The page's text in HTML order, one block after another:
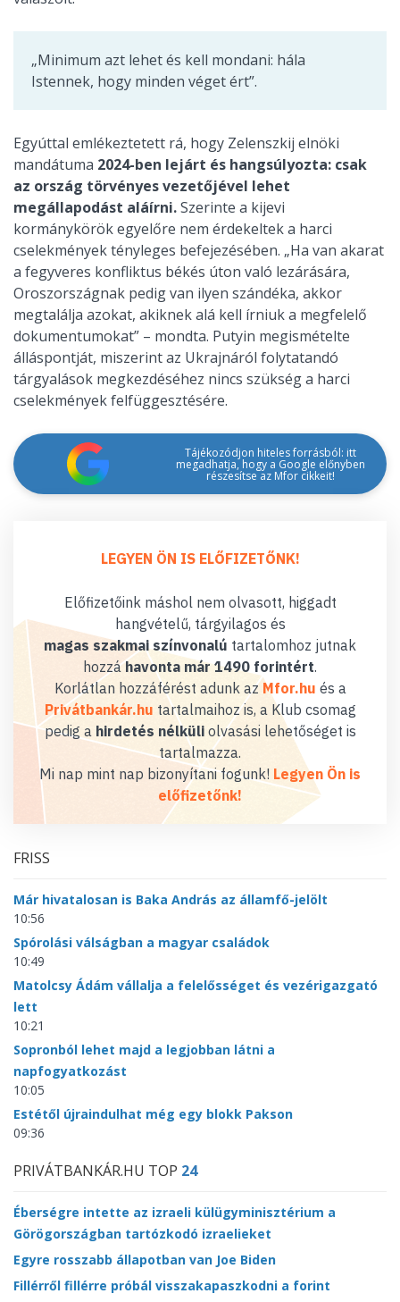
„Minimum azt lehet és kell mondani: hála
Istennek, hogy minden véget ért”.
Egyúttal emlékeztetett rá, hogy Zelenszkij elnöki
mandátuma 2024-ben lejárt és hangsúlyozta: csak
az ország törvényes vezetőjével lehet
megállapodást aláírni.Szerinte a kijevi
kormánykörök egyelőre nem érdekeltek a harci
cselekmények tényleges befejezésében. „Ha van akarat
a fegyveres konfliktus békés úton való lezárására,
Oroszországnak pedig van ilyen szándéka, akkor
megtalálja azokat, akiknek alá kell írniuk a megfelelő
dokumentumokat” – mondta. Putyin megismételte
álláspontját, miszerint az Ukrajnáról folytatandó
tárgyalások megkezdéséhez nincs szükség a harci
cselekmények felfüggesztésére.
Tájékozódjon hiteles forrásból: itt
megadhatja, hogy a Google előnyben
részesítse az Mfor cikkeit!
LEGYEN ÖN IS ELŐFIZETŐNK!
Előfizetőink máshol nem olvasott, higgadt
hangvételű, tárgyilagos és
magas szakmai színvonalú tartalomhoz jutnak
hozzáhavonta már 1490 forintért.
Korlátlan hozzáférést adunk az Mfor.hu és a
Privátbankár.hu tartalmaihoz is, a Klub csomag
pedig a hirdetés nélküliolvasási lehetőséget is
tartalmazza.
Mi nap mint nap bizonyítani fogunk! Legyen Ön is
előfizetőnk!
FRISS
Már hivatalosan is Baka András az államfő-jelölt
10:56
Spórolási válságban a magyar családok
10:49
Matolcsy Ádám vállalja a felelősséget és vezérigazgató
lett
10:21
Sopronból lehet majd a legjobban látni a
napfogyatkozást
10:05
Estétől újraindulhat még egy blokk Pakson
09:36
PRIVÁTBANKÁR.HU TOP 24
Éberségre intette az izraeli külügyminisztérium a
Görögországban tartózkodó izraelieket
Egyre rosszabb állapotban van Joe Biden
Fillérről fillérre próbál visszakapaszkodni a forint